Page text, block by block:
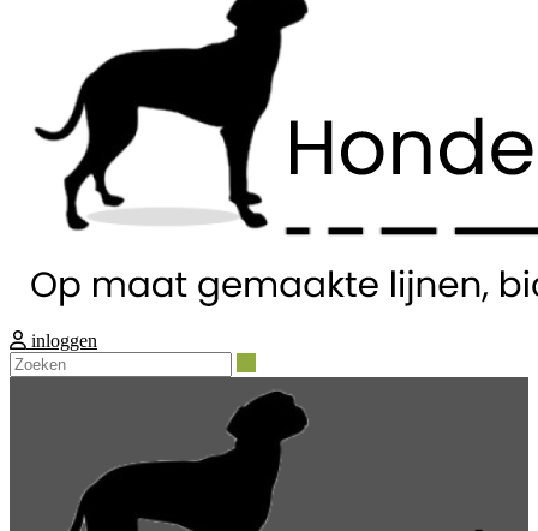
inloggen